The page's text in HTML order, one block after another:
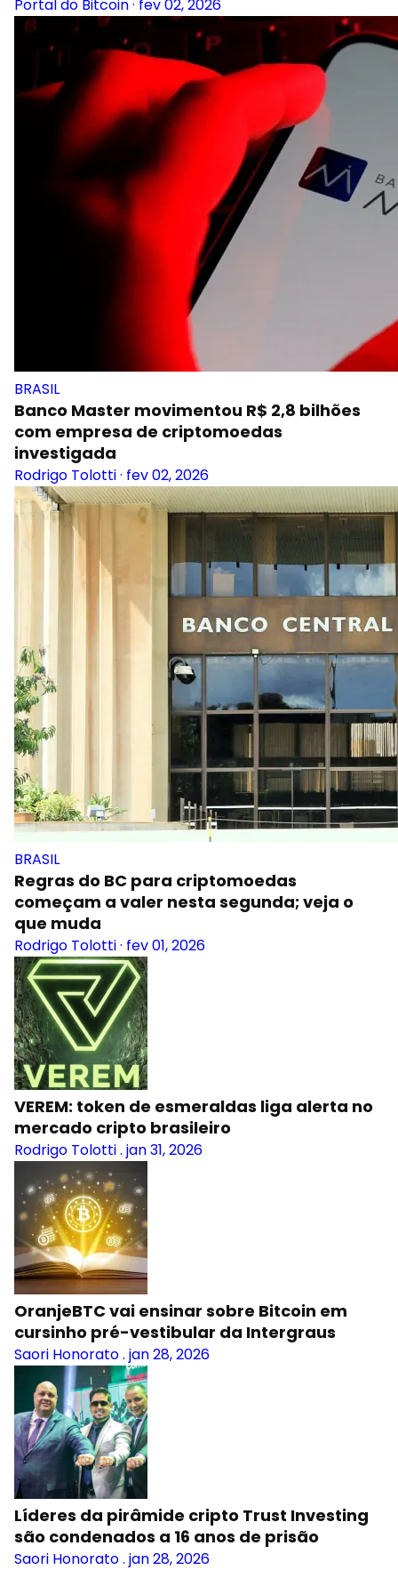
Portal do Bitcoin· fev 02, 2026
BRASIL
Banco Master movimentou R$ 2,8 bilhões
com empresa de criptomoedas
investigada
Rodrigo Tolotti· fev 02, 2026
BRASIL
Regras do BC para criptomoedas
começam a valer nesta segunda; veja o
que muda
Rodrigo Tolotti· fev 01, 2026
VEREM: token de esmeraldas liga alerta no
mercado cripto brasileiro
Rodrigo Tolotti. jan 31, 2026
OranjeBTC vai ensinar sobre Bitcoin em
cursinho pré-vestibular da Intergraus
Saori Honorato. jan 28, 2026
Líderes da pirâmide cripto Trust Investing
são condenados a 16 anos de prisão
Saori Honorato. jan 28, 2026